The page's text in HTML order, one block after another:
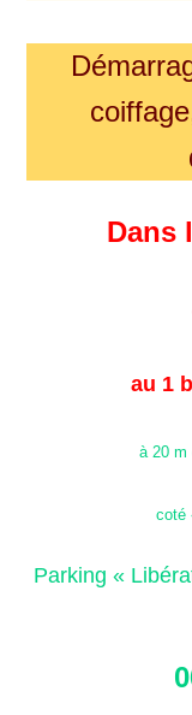
Dans
au 1
à 20 m
coté
Parking «